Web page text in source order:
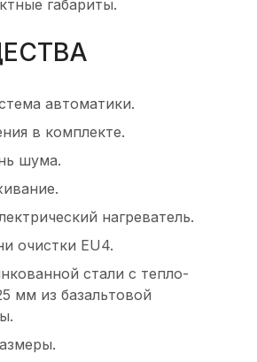
габариты.
автоматики.
в комплекте.
шума.
нагреватель.
очистки EU4.
стали с тепло-
мм из базальтовой